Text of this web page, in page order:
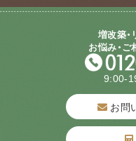
増改築
お悩み・
9:00-
お問